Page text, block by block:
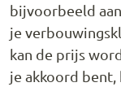
bijvoorbeeld
je
kan de prijs
je akkoord bent,